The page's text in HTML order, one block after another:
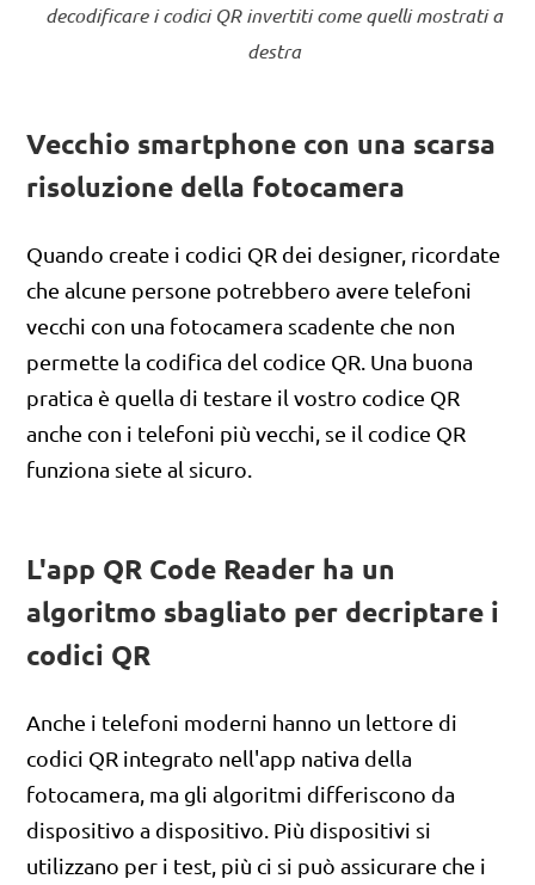
decodificare i codici QR invertiti come quelli mostrati a
destra
Vecchio smartphone con una scarsa
risoluzione della fotocamera
Quando create i codici QR dei designer, ricordate
che alcune persone potrebbero avere telefoni
vecchi con una fotocamera scadente che non
permette la codifica del codice QR. Una buona
pratica è quella di testare il vostro codice QR
anche con i telefoni più vecchi, se il codice QR
funziona siete al sicuro.
L'app QR Code Reader ha un
algoritmo sbagliato per decriptare i
codici QR
Anche i telefoni moderni hanno un lettore di
codici QR integrato nell'app nativa della
fotocamera, ma gli algoritmi differiscono da
dispositivo a dispositivo. Più dispositivi si
utilizzano per i test, più ci si può assicurare che i